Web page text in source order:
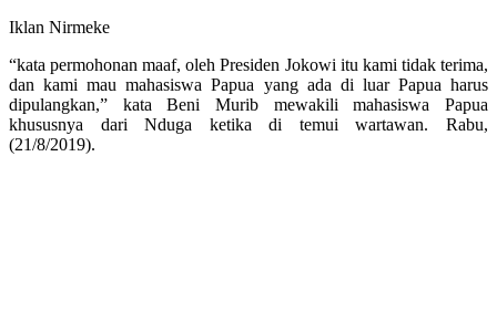
Iklan Nirmeke
“kata permohonan maaf, oleh Presiden Jokowi itu kami tidak terima,
dan kami mau mahasiswa Papua yang ada di luar Papua harus
dipulangkan,” kata Beni Murib mewakili mahasiswa Papua
khususnya dari Nduga ketika di temui wartawan. Rabu,
(21/8/2019).